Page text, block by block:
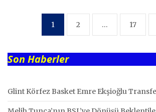
sayfalaması
1 2 … 17
Son Haberler
Glint Körfez Basket Emre Ekşioğlu